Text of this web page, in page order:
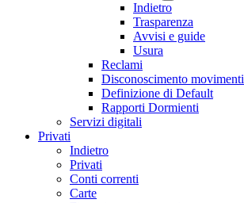
Indietro
Trasparenza
Avvisi e guide
Usura
Reclami
Disconoscimento movimenti
Definizione di Default
Rapporti Dormienti
Servizi digitali
Privati
Indietro
Privati
Conti correnti
Carte